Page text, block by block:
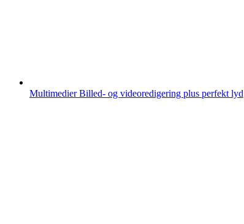
MultimedierBilled- og videoredigering plus perfekt lyd